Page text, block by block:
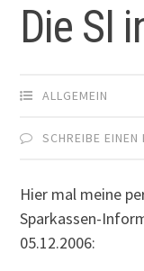
Die SI
ALLGEMEIN
SCHREIBE EINEN
Hier mal meine
Sparkassen-
05.12.2006: